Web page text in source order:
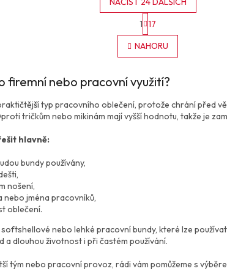
O
v
d
a
í
p
s
u
S
t
r
á
n
o
v
á
n
í
1 17
NAHORU
firemní nebo pracovní využití?
typ pracovního oblečení, protože chrání před
tričkům nebo mikinám mají vyšší hodnotu, takže je
hlavně:
bundy používány,
nošení,
nebo jména pracovníků,
oblečení.
nebo lehké pracovní bundy, které lze
dlouhou životnost i při častém používání.
tým nebo pracovní provoz, rádi vám pomůžeme s